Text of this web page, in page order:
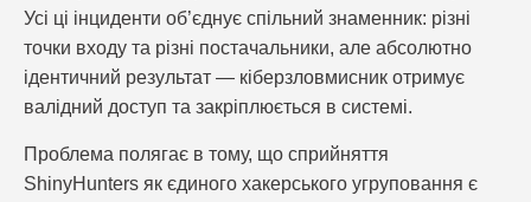
Усі ці інциденти об’єднує спільний знаменник: різні
точки входу та різні постачальники, але абсолютно
ідентичний результат — кіберзловмисник отримує
валідний доступ та закріплюється в системі.
Проблема полягає в тому, що сприйняття
ShinyHunters як єдиного хакерського угруповання є